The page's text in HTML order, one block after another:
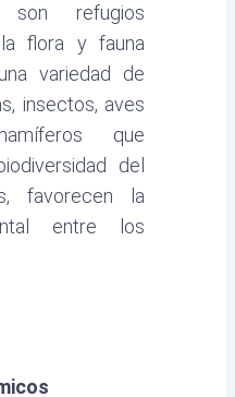
son refugios
flora y fauna
variedad de
insectos, aves
que
del
favorecen la
entre los